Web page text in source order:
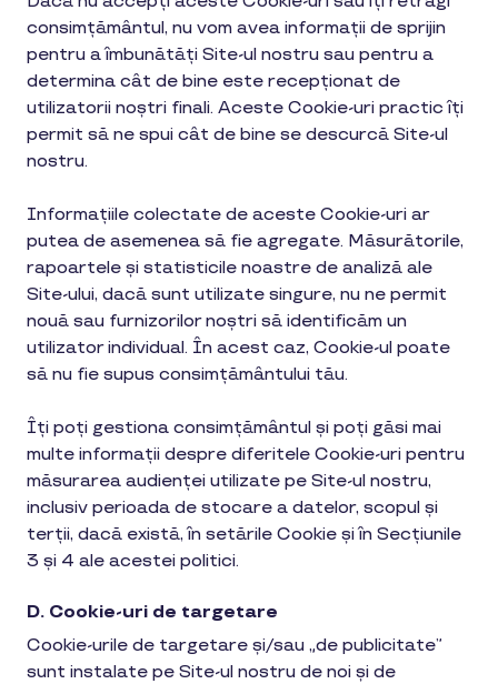
consimțământul, nu vom avea informații de sprijin
pentru a îmbunătăți Site-ul nostru sau pentru a
determina cât de bine este recepționat de
utilizatorii noștri finali. Aceste Cookie-uri practic îți
permit să ne spui cât de bine se descurcă Site-ul
nostru.
Informațiile colectate de aceste Cookie-uri ar
putea de asemenea să fie agregate. Măsurătorile,
rapoartele și statisticile noastre de analiză ale
Site-ului, dacă sunt utilizate singure, nu ne permit
nouă sau furnizorilor noștri să identificăm un
utilizator individual. În acest caz, Cookie-ul poate
să nu fie supus consimțământului tău.
Îți poți gestiona consimțământul și poți găsi mai
multe informații despre diferitele Cookie-uri pentru
măsurarea audienței utilizate pe Site-ul nostru,
inclusiv perioada de stocare a datelor, scopul și
terții, dacă există, în setările Cookie și în Secțiunile
3 și 4 ale acestei politici.
D. Cookie-uri de targetare
Cookie-urile de targetare și/sau „de publicitate”
sunt instalate pe Site-ul nostru de noi și de